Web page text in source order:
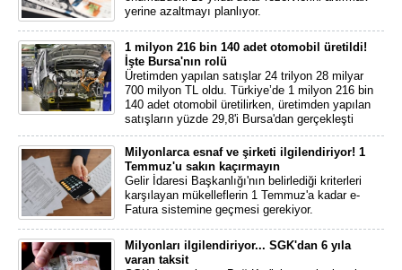
yerine azaltmayı planlıyor.
1 milyon 216 bin 140 adet otomobil üretildi!
İşte Bursa'nın rolü
Üretimden yapılan satışlar 24 trilyon 28 milyar
700 milyon TL oldu. Türkiye’de 1 milyon 216 bin
140 adet otomobil üretilirken, üretimden yapılan
satışların yüzde 29,8'i Bursa'dan gerçekleşti
Milyonlarca esnaf ve şirketi ilgilendiriyor! 1
Temmuz'u sakın kaçırmayın
Gelir İdaresi Başkanlığı'nın belirlediği kriterleri
karşılayan mükelleflerin 1 Temmuz'a kadar e-
Fatura sistemine geçmesi gerekiyor.
Milyonları ilgilendiriyor... SGK'dan 6 yıla
varan taksit